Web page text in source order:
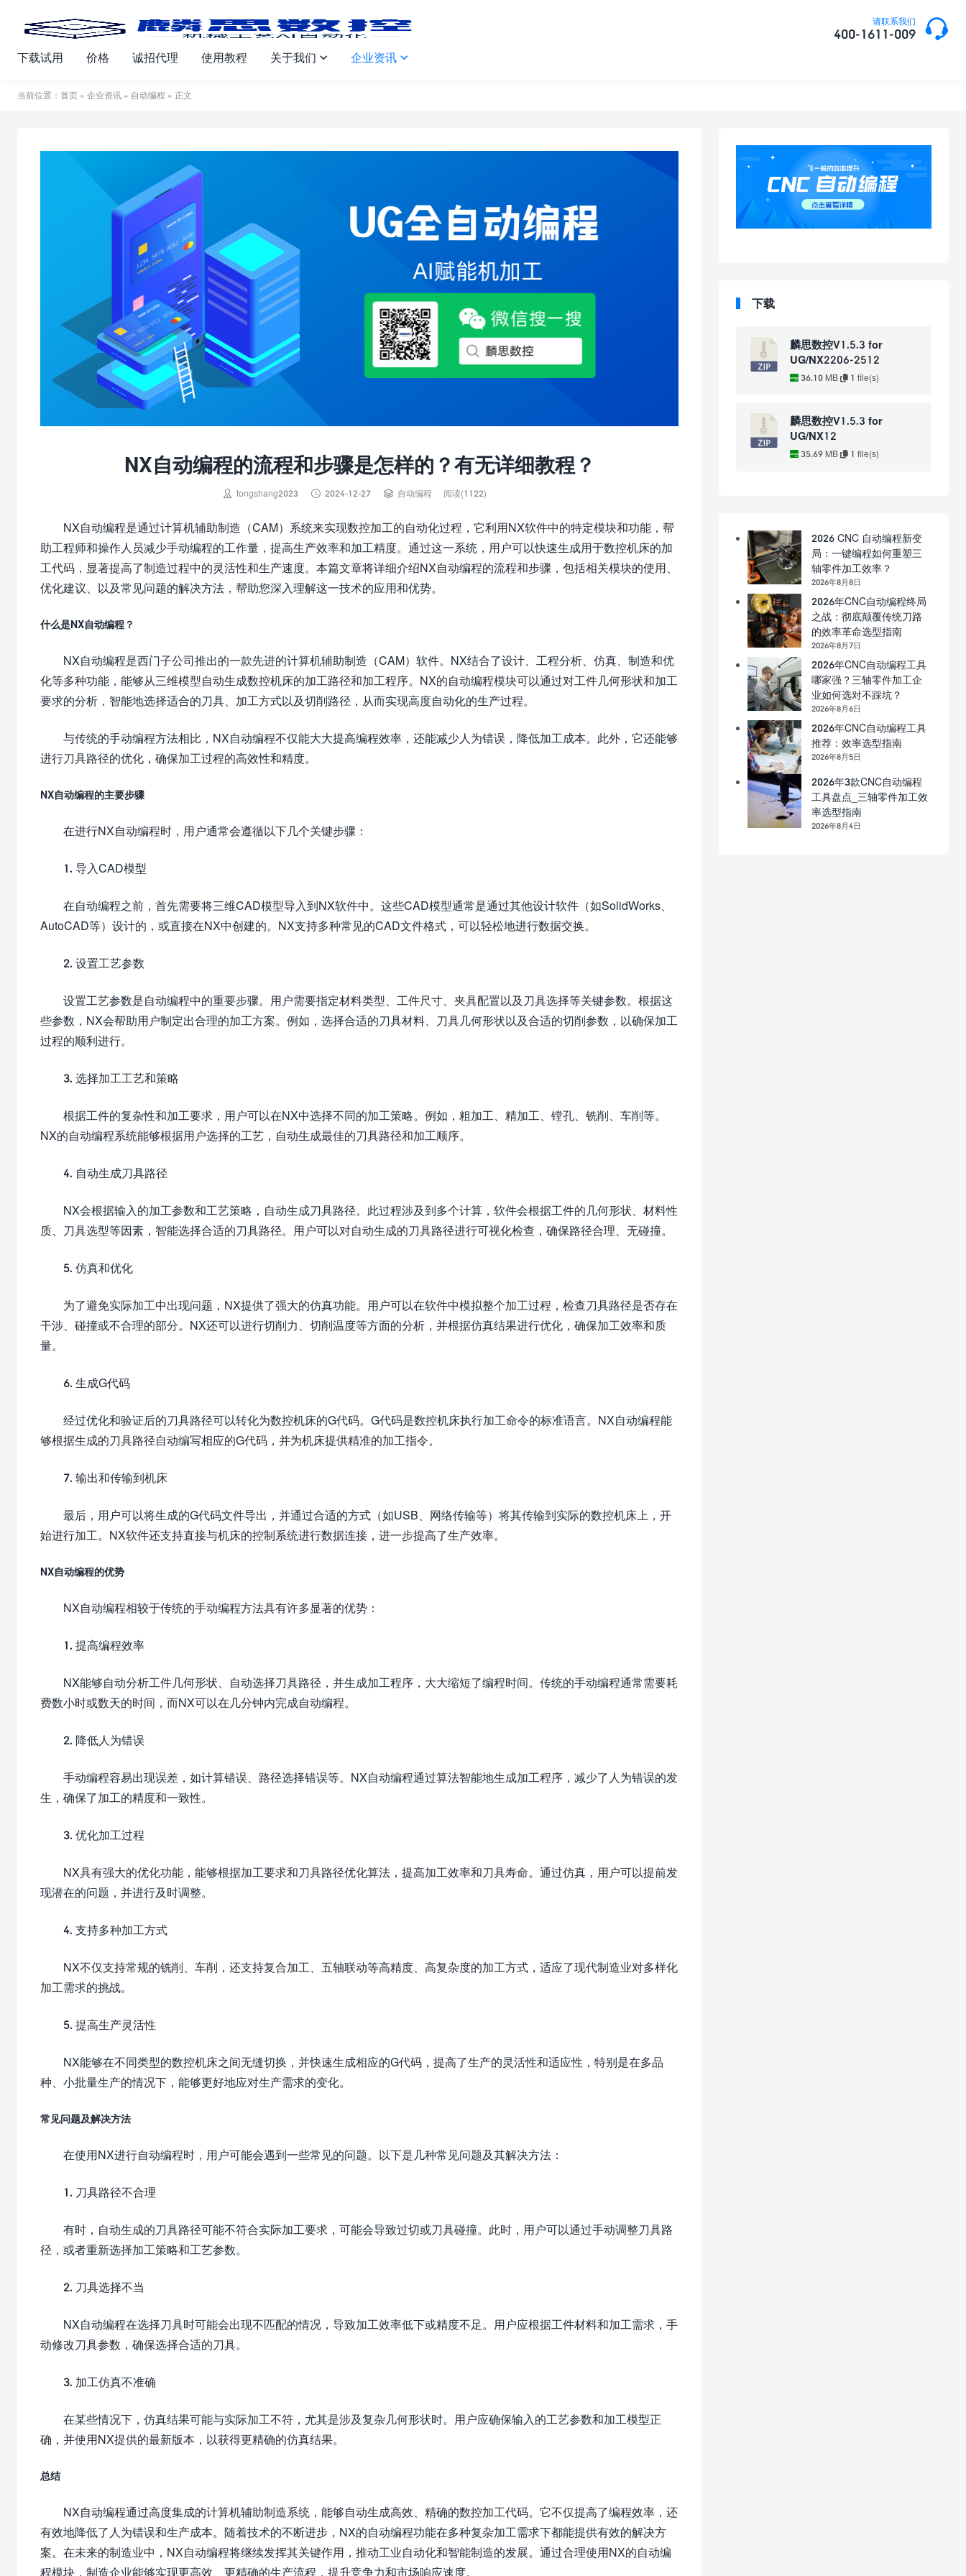
请联系我们
400-1611-009 
下载试用 价格 诚招代理 使用教程 关于我们  企业资讯 
当前位置： 首页 » 企业资讯 » 自动编程 » 正文
NX自动编程的流程和步骤是怎样的？有无详细教程？
 tongshang2023  2024-12-27  自动编程 阅读(1122)
NX自动编程是通过计算机辅助制造（CAM）系统来实现数控加工的自动化过程，它利用NX软件中的特定模块和功能，帮
助工程师和操作人员减少手动编程的工作量，提高生产效率和加工精度。通过这一系统，用户可以快速生成用于数控机床的加
工代码，显著提高了制造过程中的灵活性和生产速度。本篇文章将详细介绍NX自动编程的流程和步骤，包括相关模块的使用、
优化建议、以及常见问题的解决方法，帮助您深入理解这一技术的应用和优势。
什么是NX自动编程？
NX自动编程是西门子公司推出的一款先进的计算机辅助制造（CAM）软件。NX结合了设计、工程分析、仿真、制造和优
化等多种功能，能够从三维模型自动生成数控机床的加工路径和加工程序。NX的自动编程模块可以通过对工件几何形状和加工
要求的分析，智能地选择适合的刀具、加工方式以及切削路径，从而实现高度自动化的生产过程。
与传统的手动编程方法相比，NX自动编程不仅能大大提高编程效率，还能减少人为错误，降低加工成本。此外，它还能够
进行刀具路径的优化，确保加工过程的高效性和精度。
NX自动编程的主要步骤
在进行NX自动编程时，用户通常会遵循以下几个关键步骤：
1. 导入CAD模型
在自动编程之前，首先需要将三维CAD模型导入到NX软件中。这些CAD模型通常是通过其他设计软件（如SolidWorks、
AutoCAD等）设计的，或直接在NX中创建的。NX支持多种常见的CAD文件格式，可以轻松地进行数据交换。
2. 设置工艺参数
设置工艺参数是自动编程中的重要步骤。用户需要指定材料类型、工件尺寸、夹具配置以及刀具选择等关键参数。根据这
些参数，NX会帮助用户制定出合理的加工方案。例如，选择合适的刀具材料、刀具几何形状以及合适的切削参数，以确保加工
过程的顺利进行。
3. 选择加工工艺和策略
根据工件的复杂性和加工要求，用户可以在NX中选择不同的加工策略。例如，粗加工、精加工、镗孔、铣削、车削等。
NX的自动编程系统能够根据用户选择的工艺，自动生成最佳的刀具路径和加工顺序。
4. 自动生成刀具路径
NX会根据输入的加工参数和工艺策略，自动生成刀具路径。此过程涉及到多个计算，软件会根据工件的几何形状、材料性
质、刀具选型等因素，智能选择合适的刀具路径。用户可以对自动生成的刀具路径进行可视化检查，确保路径合理、无碰撞。
5. 仿真和优化
为了避免实际加工中出现问题，NX提供了强大的仿真功能。用户可以在软件中模拟整个加工过程，检查刀具路径是否存在
干涉、碰撞或不合理的部分。NX还可以进行切削力、切削温度等方面的分析，并根据仿真结果进行优化，确保加工效率和质
量。
6. 生成G代码
经过优化和验证后的刀具路径可以转化为数控机床的G代码。G代码是数控机床执行加工命令的标准语言。NX自动编程能
够根据生成的刀具路径自动编写相应的G代码，并为机床提供精准的加工指令。
7. 输出和传输到机床
最后，用户可以将生成的G代码文件导出，并通过合适的方式（如USB、网络传输等）将其传输到实际的数控机床上，开
始进行加工。NX软件还支持直接与机床的控制系统进行数据连接，进一步提高了生产效率。
NX自动编程的优势
NX自动编程相较于传统的手动编程方法具有许多显著的优势：
1. 提高编程效率
NX能够自动分析工件几何形状、自动选择刀具路径，并生成加工程序，大大缩短了编程时间。传统的手动编程通常需要耗
费数小时或数天的时间，而NX可以在几分钟内完成自动编程。
2. 降低人为错误
手动编程容易出现误差，如计算错误、路径选择错误等。NX自动编程通过算法智能地生成加工程序，减少了人为错误的发
生，确保了加工的精度和一致性。
3. 优化加工过程
NX具有强大的优化功能，能够根据加工要求和刀具路径优化算法，提高加工效率和刀具寿命。通过仿真，用户可以提前发
现潜在的问题，并进行及时调整。
4. 支持多种加工方式
NX不仅支持常规的铣削、车削，还支持复合加工、五轴联动等高精度、高复杂度的加工方式，适应了现代制造业对多样化
加工需求的挑战。
5. 提高生产灵活性
NX能够在不同类型的数控机床之间无缝切换，并快速生成相应的G代码，提高了生产的灵活性和适应性，特别是在多品
种、小批量生产的情况下，能够更好地应对生产需求的变化。
常见问题及解决方法
在使用NX进行自动编程时，用户可能会遇到一些常见的问题。以下是几种常见问题及其解决方法：
1. 刀具路径不合理
有时，自动生成的刀具路径可能不符合实际加工要求，可能会导致过切或刀具碰撞。此时，用户可以通过手动调整刀具路
径，或者重新选择加工策略和工艺参数。
2. 刀具选择不当
NX自动编程在选择刀具时可能会出现不匹配的情况，导致加工效率低下或精度不足。用户应根据工件材料和加工需求，手
动修改刀具参数，确保选择合适的刀具。
3. 加工仿真不准确
在某些情况下，仿真结果可能与实际加工不符，尤其是涉及复杂几何形状时。用户应确保输入的工艺参数和加工模型正
确，并使用NX提供的最新版本，以获得更精确的仿真结果。
总结
NX自动编程通过高度集成的计算机辅助制造系统，能够自动生成高效、精确的数控加工代码。它不仅提高了编程效率，还
有效地降低了人为错误和生产成本。随着技术的不断进步，NX的自动编程功能在多种复杂加工需求下都能提供有效的解决方
案。在未来的制造业中，NX自动编程将继续发挥其关键作用，推动工业自动化和智能制造的发展。通过合理使用NX的自动编
程模块，制造企业能够实现更高效、更精确的生产流程，提升竞争力和市场响应速度。
下载
麟思数控V1.5.3 for
UG/NX2206-2512
36.10 MB 1 file(s)
麟思数控V1.5.3 for
UG/NX12
35.69 MB 1 file(s)
2026 CNC 自动编程新变
局：一键编程如何重塑三
轴零件加工效率？
2026年8月8日
2026年CNC自动编程终局
之战：彻底颠覆传统刀路
的效率革命选型指南
2026年8月7日
2026年CNC自动编程工具
哪家强？三轴零件加工企
业如何选对不踩坑？
2026年8月6日
2026年CNC自动编程工具
推荐：效率选型指南
2026年8月5日
2026年3款CNC自动编程
工具盘点_三轴零件加工效
率选型指南
2026年8月4日